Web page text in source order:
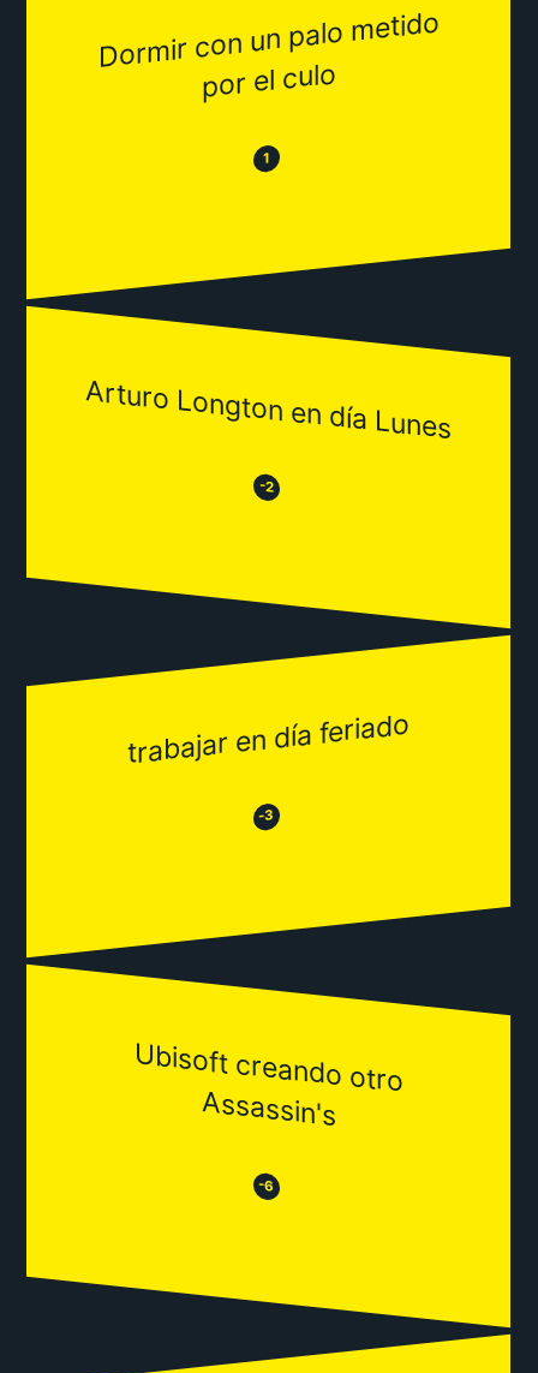
Dor
mir con un palo
metido
por el culo
😒 1 😂
Arturo Longton en día Lunes
😒 -2 😂
trabajar en día feriado
😒 -3 😂
Ubisoft creando otro
Assassin's
😒 -6 😂